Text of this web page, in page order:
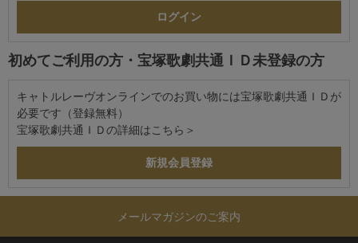
初めてご利用の方・宝塚歌劇共通ＩＤ未登録の方
キャトルレーヴオンラインでのお買い物には宝塚歌劇共通ＩＤが
必要です（登録無料）
宝塚歌劇共通ＩＤの詳細は こちら＞
メールマガジンのご案内